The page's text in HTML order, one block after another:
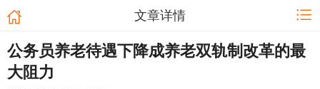
文章详情
公务员养老待遇下降成养老双轨制改革的最
大阻力